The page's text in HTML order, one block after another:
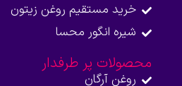
خرید مستقیم روغن زیتون
شیره انگور محسا
محصولات پر طرفدار
روغن آرگان